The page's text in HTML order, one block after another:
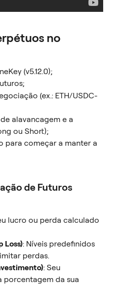
no
(v5.12.0);
(ex.: ETH/USDC-
alavancagem e a
ou Short);
para começar a manter a
de Futuros
lucro ou perda calculado
Loss): Níveis predefinidos
perdas.
: Seu
da sua